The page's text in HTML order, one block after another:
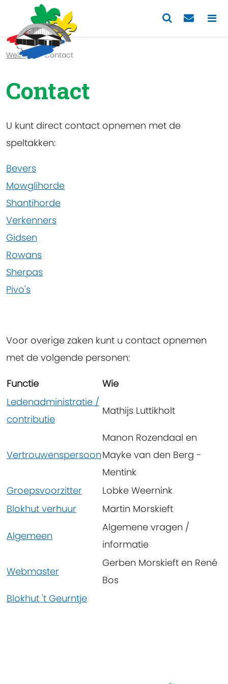
Previous
Welkom Contact
Contact
U kunt direct contact opnemen met de
speltakken:
Bevers
Mowglihorde
Shantihorde
Verkenners
Gidsen
Rowans
Sherpas
Pivo's
Voor overige zaken kunt u contact opnemen
met de volgende personen:
Functie
Wie
Ledenadministratie /
contributie
Mathijs Luttikholt
Vertrouwenspersoon
Manon Rozendaal en
Mayke van den Berg -
Mentink
Groepsvoorzitter
Lobke Weernink
Blokhut verhuur
Martin Morskieft
Algemeen
Algemene vragen /
informatie
Webmaster
Gerben Morskieft en René
Bos
Blokhut 't Geurntje